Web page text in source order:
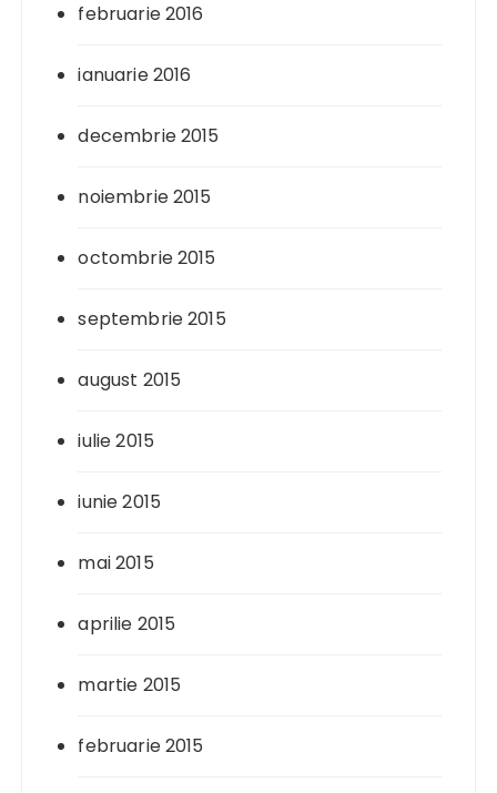
februarie 2016
ianuarie 2016
decembrie 2015
noiembrie 2015
octombrie 2015
septembrie 2015
august 2015
iulie 2015
iunie 2015
mai 2015
aprilie 2015
martie 2015
februarie 2015